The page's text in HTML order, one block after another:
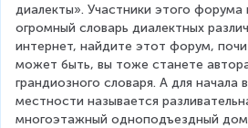
диалекты». Участники этого
огромный словарь диалектных
интернет, найдите этот форум,
может быть, вы тоже станете
грандиозного словаря. А для начала
местности называется
многоэтажный одноподъездный